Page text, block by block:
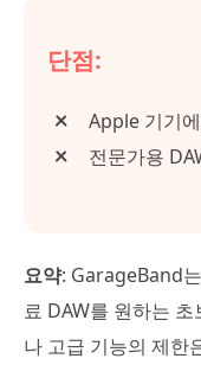
단점:
Apple 기기
전문가용
요약: GarageBand
료 DAW를 원하는
나 고급 기능의 제한